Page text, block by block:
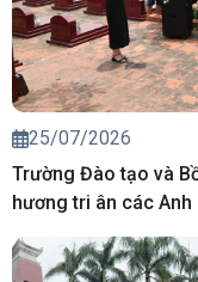
25/07/2026
Trường Đào tạo và
hương tri ân các